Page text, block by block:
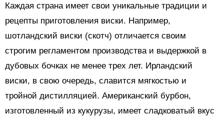
Каждая страна имеет свои уникальные традиции и
рецепты приготовления виски. Например,
шотландский виски (скотч) отличается своим
строгим регламентом производства и выдержкой в
дубовых бочках не менее трех лет. Ирландский
виски, в свою очередь, славится мягкостью и
тройной дистилляцией. Американский бурбон,
изготовленный из кукурузы, имеет сладковатый вкус